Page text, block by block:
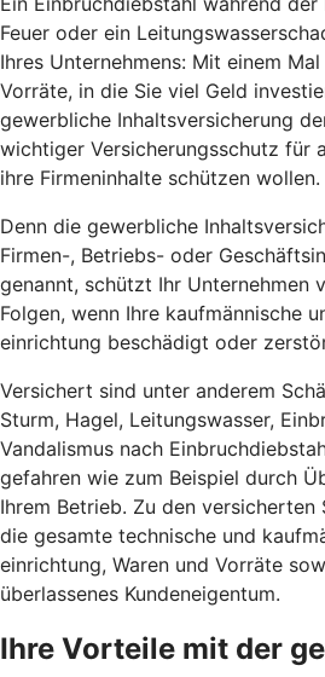
Feuer oder ein
Ihres Unternehmens: Mit einem
Vorräte, in die Sie viel Geld
gewerbliche Inhalts­versicherung
wichtiger Versicherungsschutz für
ihre Firmeninhalte schützen wollen.
Denn die gewerbliche
Firmen-, Betriebs- oder
genannt, schützt Ihr Unternehmen
Folgen, wenn Ihre kauf­männische
einrichtung beschädigt oder
Versichert sind unter anderem
Sturm, Hagel, Leitungswasser,
Vandalismus nach
gefahren wie zum Beispiel durch
Ihrem Betrieb. Zu den versicherten
die gesamte technische und
einrichtung, Waren und Vorräte
überlassenes Kunden­eigentum.
Ihre Vorteile mit der